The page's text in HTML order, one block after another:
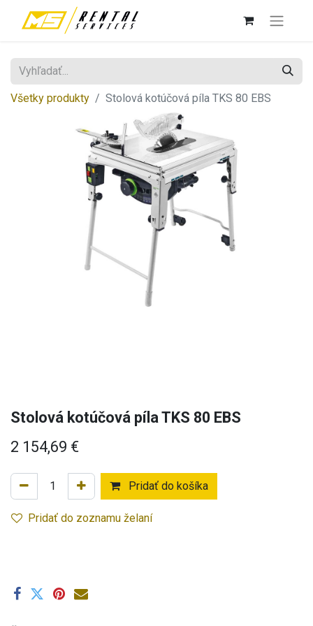
Všetky produkty Stolová kotúčová píla TKS 80 EBS
Stolová kotúčová píla TKS 80 EBS
2 154,69 €
Pridať do košíka
Pridať do zoznamu želaní